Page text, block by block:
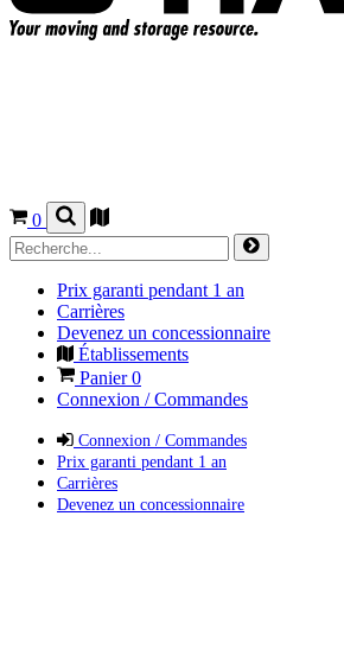
0
Prix garanti pendant 1 an
Carrières
Devenez un concessionnaire
Établissements
Panier0
Connexion / Commandes
Connexion / Commandes
Prix garanti pendant 1 an
Carrières
Devenez un concessionnaire